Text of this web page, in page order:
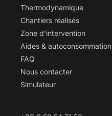
Thermodynamique
Chantiers réalisés
Zone d'intervention
Aides & autoconsommation
FAQ
Nous contacter
Simulateur